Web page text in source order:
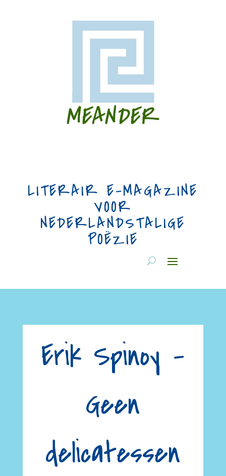
LITERAIR E-MAGAZINE
VOOR
NEDERLANDSTALIGE
POËZIE
Erik Spinoy –
Geen
delicatessen